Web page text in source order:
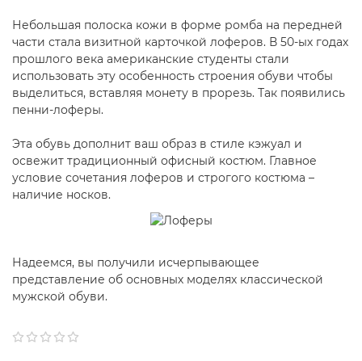
Небольшая полоска кожи в форме ромба на передней
части стала визитной карточкой лоферов. В 50-ых годах
прошлого века американские студенты стали
использовать эту особенность строения обуви чтобы
выделиться, вставляя монету в прорезь. Так появились
пенни-лоферы.
Эта обувь дополнит ваш образ в стиле кэжуал и
освежит традиционный офисный костюм. Главное
условие сочетания лоферов и строгого костюма –
наличие носков.
Надеемся, вы получили исчерпывающее
представление об основных моделях классической
мужской обуви.